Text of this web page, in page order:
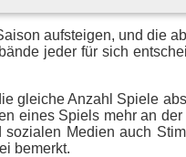
auf­stei­gen, und die
je­der für sich
glei­che An­zahl Spie­le
ei­nes Spiels mehr an
Me­di­en auch
bemerkt.